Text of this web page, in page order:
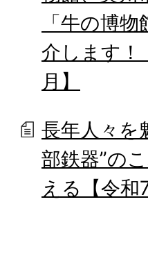
「牛の博
介します！
月】
長年人々を
部鉄器”の
える【令和